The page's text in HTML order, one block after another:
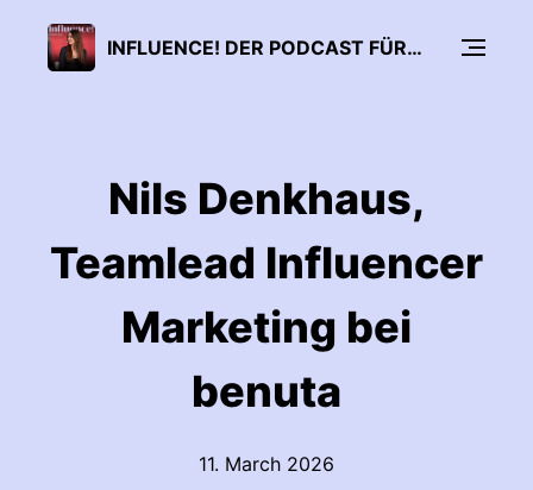
INFLUENCE! DER PODCAST FÜR INFLUENCER MARKETING
Nils Denkhaus,
Teamlead Influencer
Marketing bei
benuta
11. March 2026